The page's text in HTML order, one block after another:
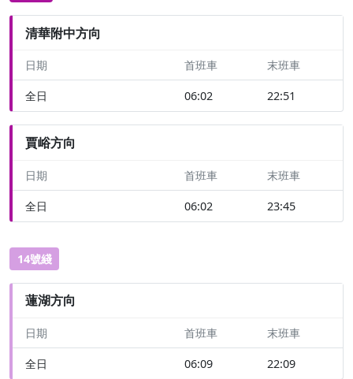
清華附中方向
日期 首班車 末班車
全日 06:02 22:51
賈峪方向
日期 首班車 末班車
全日 06:02 23:45
14號綫
蓮湖方向
日期 首班車 末班車
全日 06:09 22:09